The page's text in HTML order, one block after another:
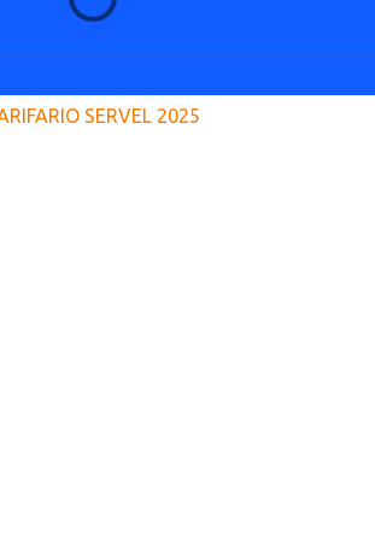
SERVEL 2025